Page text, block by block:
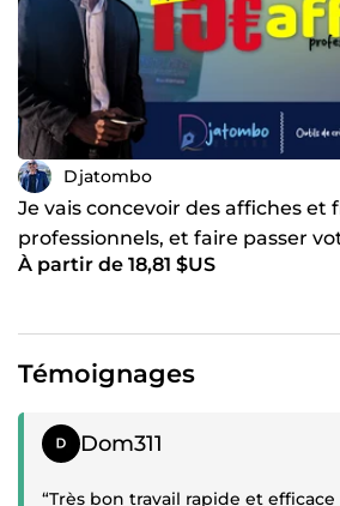
Djatombo
Je vais concevoir des affiches et
professionnels, et faire passer
style et impact
À partir de 18,81 $US
Témoignages
Témoignage positif
Dom311
“Très bon travail rapide et efficace